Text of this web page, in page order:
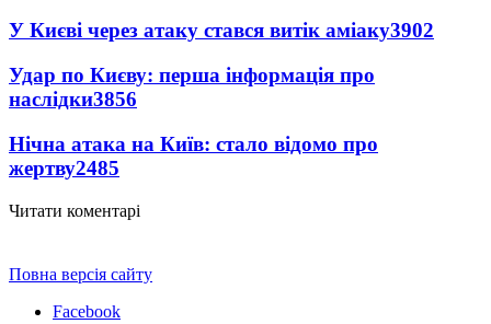
У Києві через атаку стався витік аміаку3902
Удар по Києву: перша інформація про
наслідки3856
Нічна атака на Київ: стало відомо про
жертву2485
Читати коментарі
Повна версія сайту
Facebook